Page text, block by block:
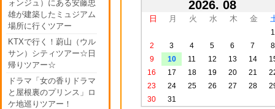
ォンジュ）にある安藤忠
雄が建築したミュジアム
場所に行くツアー
KTXで行く！蔚山（ウル
サン）シティツアー☆日
帰りツアー☆
ドラマ「女の香りドラマ
と屋根裏のプリンス」ロ
ケ地巡りツアー！
2026. 08
日 月 火 水 木 金
1
2
3 4 5 6 7
8
9
10 11 12 13 14
16
17 18 19 20 21
23
24 25 26 27 28
30
31